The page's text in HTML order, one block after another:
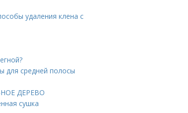
удаления клена с
для средней полосы
ДЕРЕВО
сушка